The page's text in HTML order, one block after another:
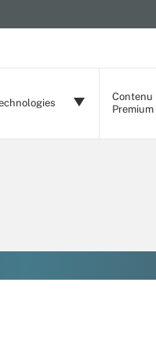
Contenu
Premium